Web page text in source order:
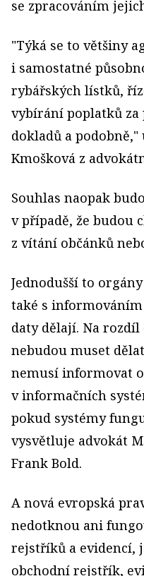
se zpracováním
"Týká se to většiny
i samostatné
rybářských lístků,
vybírání poplatků za
dokladů a
Kmošková z
Souhlas naopak
v případě, že budou
z vítání občánků
Jednodušší to
také s
daty dělají. Na
nebudou muset
nemusí informovat
v informačních
pokud systémy
vysvětluje advokát
Frank Bold.
A nová evropská
nedotknou ani
rejstříků a evidencí,
obchodní rejstřík,